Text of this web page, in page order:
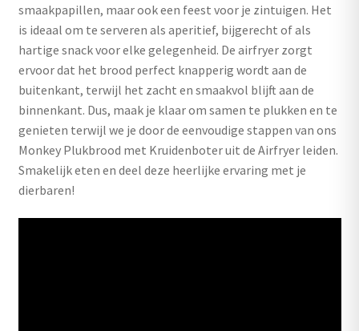
smaakpapillen, maar ook een feest voor je zintuigen. Het
is ideaal om te serveren als aperitief, bijgerecht of als
hartige snack voor elke gelegenheid. De airfryer zorgt
ervoor dat het brood perfect knapperig wordt aan de
buitenkant, terwijl het zacht en smaakvol blijft aan de
binnenkant. Dus, maak je klaar om samen te plukken en te
genieten terwijl we je door de eenvoudige stappen van ons
Monkey Plukbrood met Kruidenboter uit de Airfryer leiden.
Smakelijk eten en deel deze heerlijke ervaring met je
dierbaren!